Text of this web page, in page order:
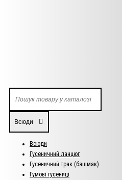
Всюди
Всюди
Гусеничний ланцюг
Гусеничний трак (башмак)
Гумові гусениці